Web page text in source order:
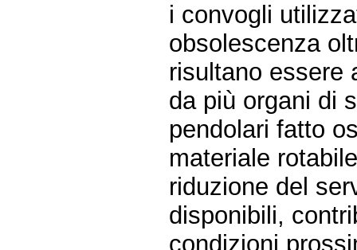
i convogli
obsolescenza
risultano essere
da più organi di
pendolari fatto
materiale
riduzione del
disponibili,
condizioni